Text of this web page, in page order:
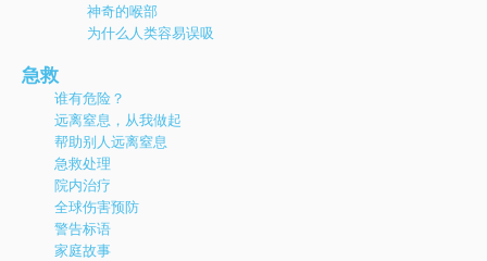
神奇的喉部
为什么人类容易误吸
急救
谁有危险？
远离窒息，从我做起
帮助别人远离窒息
急救处理
院内治疗
全球伤害预防
警告标语
家庭故事